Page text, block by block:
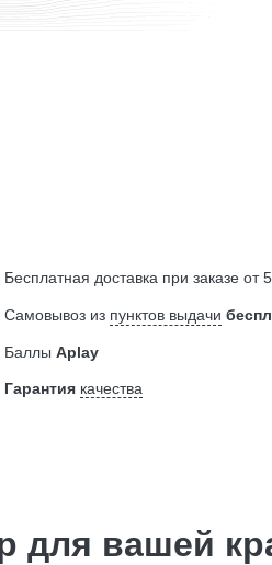
Бесплатная доставка при заказе от
Самовывоз из пунктов выдачи
БаллыAplay
Гарантия качества
для вашей